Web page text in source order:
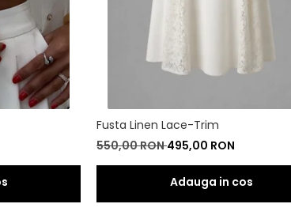
Fusta Linen Lace-Trim
550,00 RON495,00 RON